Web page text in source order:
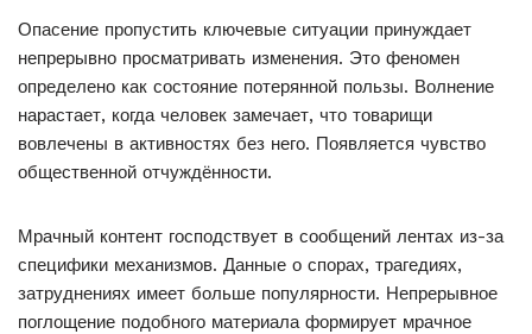
Опасение пропустить ключевые ситуации принуждает
непрерывно просматривать изменения. Это феномен
определено как состояние потерянной пользы. Волнение
нарастает, когда человек замечает, что товарищи
вовлечены в активностях без него. Появляется чувство
общественной отчуждённости.
Мрачный контент господствует в сообщений лентах из-за
специфики механизмов. Данные о спорах, трагедиях,
затруднениях имеет больше популярности. Непрерывное
поглощение подобного материала формирует мрачное